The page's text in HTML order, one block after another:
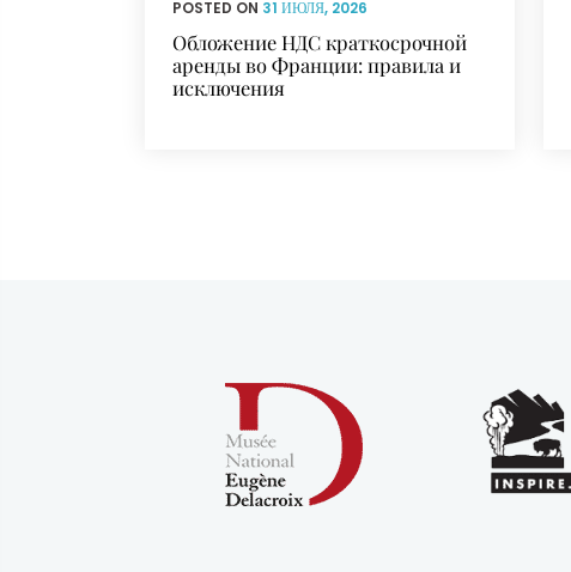
POSTED ON 31 ИЮЛЯ, 2026
Обложение НДС краткосрочной
аренды во Франции: правила и
исключения